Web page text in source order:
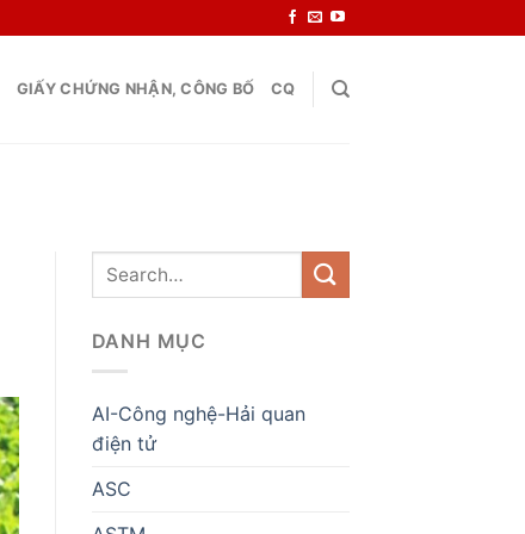
GIẤY CHỨNG NHẬN, CÔNG BỐ CQ
DANH MỤC
AI-Công nghệ-Hải quan
điện tử
ASC